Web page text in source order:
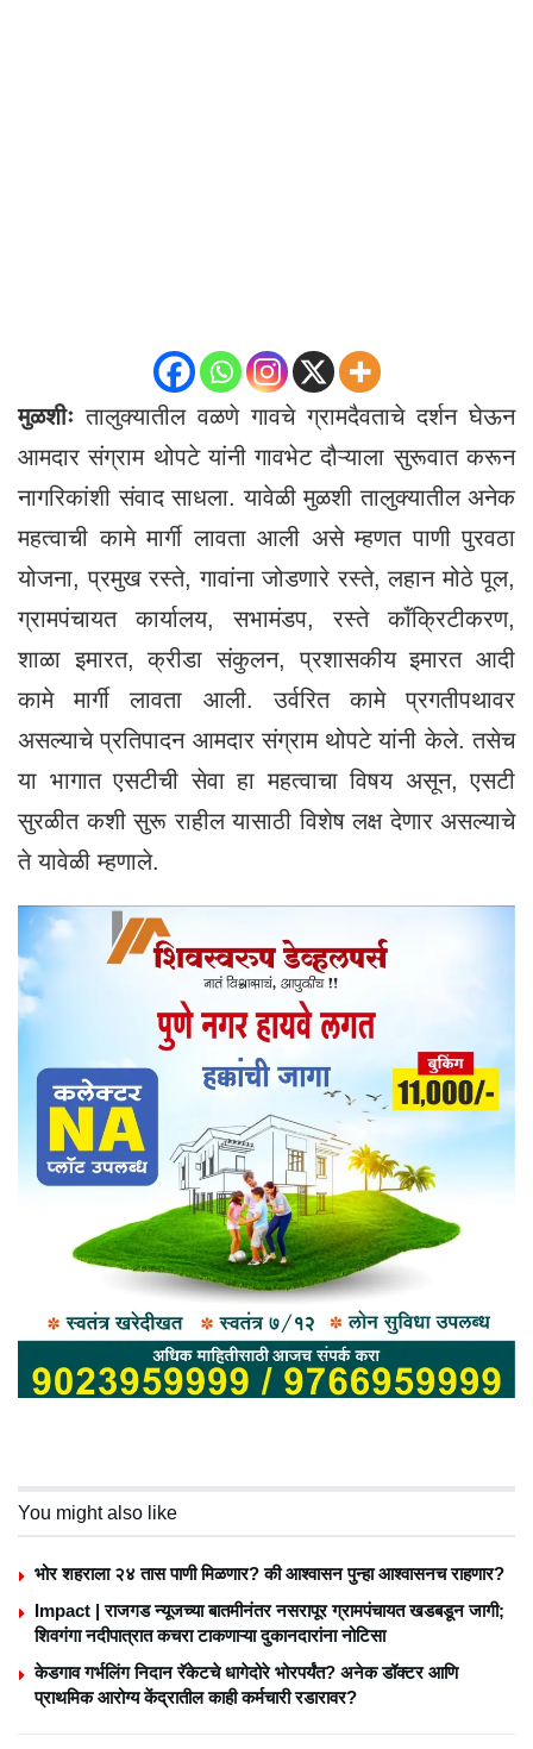
मुळशीः तालुक्यातील वळणे गावचे ग्रामदैवताचे दर्शन घेऊन
आमदार संग्राम थोपटे यांनी गावभेट दौऱ्याला सुरूवात करून
नागरिकांशी संवाद साधला. यावेळी मुळशी तालुक्यातील अनेक
महत्वाची कामे मार्गी लावता आली असे म्हणत पाणी पुरवठा
योजना, प्रमुख रस्ते, गावांना जोडणारे रस्ते, लहान मोठे पूल,
ग्रामपंचायत कार्यालय, सभामंडप, रस्ते कॉंक्रिटीकरण,
शाळा इमारत, क्रीडा संकुलन, प्रशासकीय इमारत आदी
कामे मार्गी लावता आली. उर्वरित कामे प्रगतीपथावर
असल्याचे प्रतिपादन आमदार संग्राम थोपटे यांनी केले. तसेच
या भागात एसटीची सेवा हा महत्वाचा विषय असून, एसटी
सुरळीत कशी सुरू राहील यासाठी विशेष लक्ष देणार असल्याचे
ते यावेळी म्हणाले.
You might also like
भोर शहराला २४ तास पाणी मिळणार? की आश्वासन पुन्हा आश्वासनच राहणार?
Impact | राजगड न्यूजच्या बातमीनंतर नसरापूर ग्रामपंचायत खडबडून जागी;
शिवगंगा नदीपात्रात कचरा टाकणाऱ्या दुकानदारांना नोटिसा
केडगाव गर्भलिंग निदान रॅकेटचे धागेदोरे भोरपर्यंत? अनेक डॉक्टर आणि
प्राथमिक आरोग्य केंद्रातील काही कर्मचारी रडारावर?